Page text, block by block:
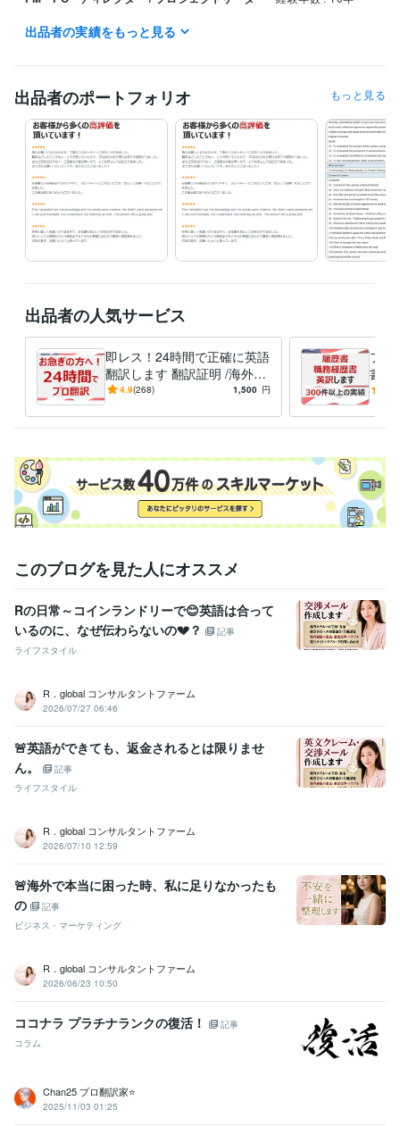
職歴
ココナラ　プラチナランク
資格・検定
TOEIC 取得年 : 2011年
PMP（Project Management Professional） 取得年 : 2019年
プログラミング言語・フレームワーク
Python:10年
Access:10年Excel:10年Google スプレッドシート:5年
PowerPoint:10年Word:10年
得意分野
ライティング・翻訳 ビジネス英語
ビジネス
ライティング・翻訳 金融系ブログ記事執筆
金融 投資 不動産 ビジネス
学歴
京都大学大学院 2010年3月 ~ 2012年2月
語学力
英語 ネイティブレベル
出品者の実績をもっと見る
出品者のポートフォリオ もっと見る
出品者の人気サービス
即レス！24時間で正確に英語
翻訳します 翻訳証明 /海外ビ
ジネス15年 /上場企業と取引
4.9(268) 1,500 円
プロ
書を
ビジ
このブログを見た人にオススメ
Rの日常～コインランドリーで😊英語は合って
いるのに、なぜ伝わらないの💔？
記事
ライフスタイル
R．global コンサルタントファーム
2026/07/27 06:46
🚨英語ができても、返金されるとは限りませ
ん。
記事
ライフスタイル
R．global コンサルタントファーム
2026/07/10 12:59
🚨海外で本当に困った時、私に足りなかったも
の
記事
ビジネス・マーケティング
R．global コンサルタントファーム
2026/06/23 10:50
ココナラ プラチナランクの復活！
記事
コラム
Chan25 プロ翻訳家⭐️
2025/11/03 01:25